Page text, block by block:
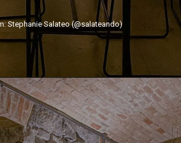
Stephanie Salateo (@salateando)